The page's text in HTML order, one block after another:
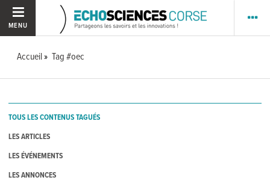
MENU
Accueil Tag #oec
TOUS LES CONTENUS TAGUÉS
LES ARTICLES
LES ÉVÉNEMENTS
LES ANNONCES